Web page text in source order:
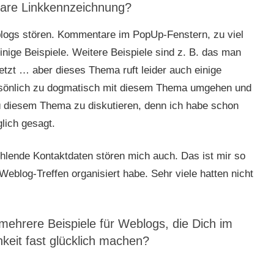
Linkkennzeichnung?
stören. Kommentare im PopUp-Fenstern, zu viel
Beispiele. Weitere Beispiele sind z. B. das man
… aber dieses Thema ruft leider auch einige
zu dogmatisch mit diesem Thema umgehen und
Thema zu diskutieren, denn ich habe schon
gesagt.
Kontaktdaten stören mich auch. Das ist mir so
Treffen organisiert habe. Sehr viele hatten nicht
Beispiele für Weblogs, die Dich im
fast glücklich machen?